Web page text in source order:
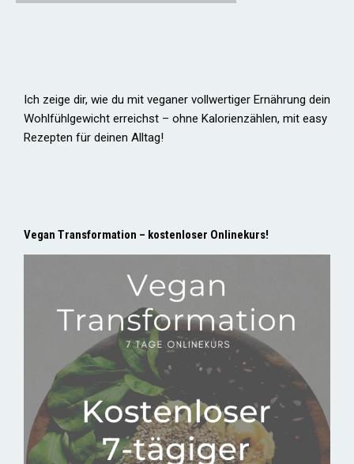
Ich zeige dir, wie du mit veganer vollwertiger Ernährung dein
Wohlfühlgewicht erreichst – ohne Kalorienzählen, mit easy
Rezepten für deinen Alltag!
Vegan Transformation – kostenloser Onlinekurs!